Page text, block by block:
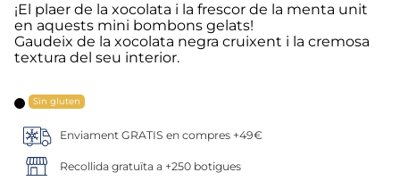
¡El plaer de la xocolata i la frescor de la menta unit
en aquests mini bombons gelats!
Gaudeix de la xocolata negra cruixent i la cremosa
textura del seu interior.
Sin gluten
Enviament GRATIS en compres +49€
Recollida gratuïta a +250 botigues
5. calamar sirena
. calamar troceado